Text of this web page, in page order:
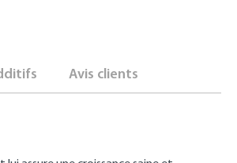
Avis clients